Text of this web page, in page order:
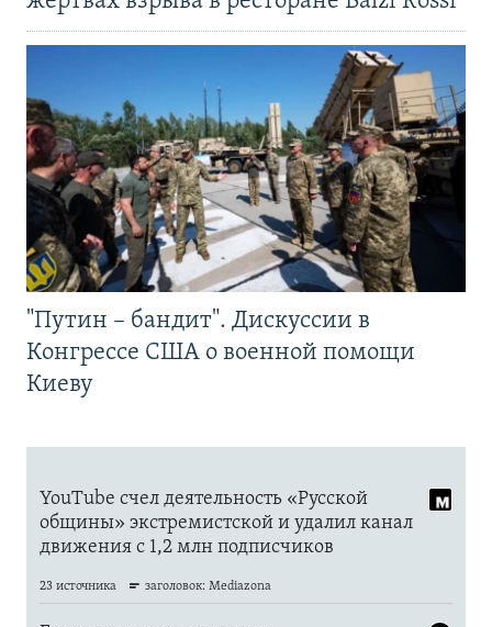
"Путин – бандит". Дискуссии в
Конгрессе США о военной помощи
Киеву